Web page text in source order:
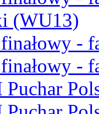
(WU13)
-
-